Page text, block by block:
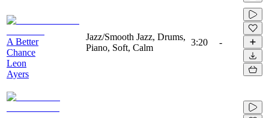
A Better
Chance
Leon
Ayers
Jazz/Smooth Jazz, Drums,
Piano, Soft, Calm
3:20 -